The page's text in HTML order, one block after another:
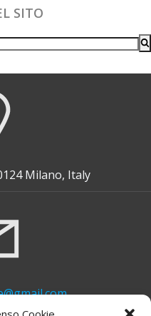
SITO
Milano, Italy